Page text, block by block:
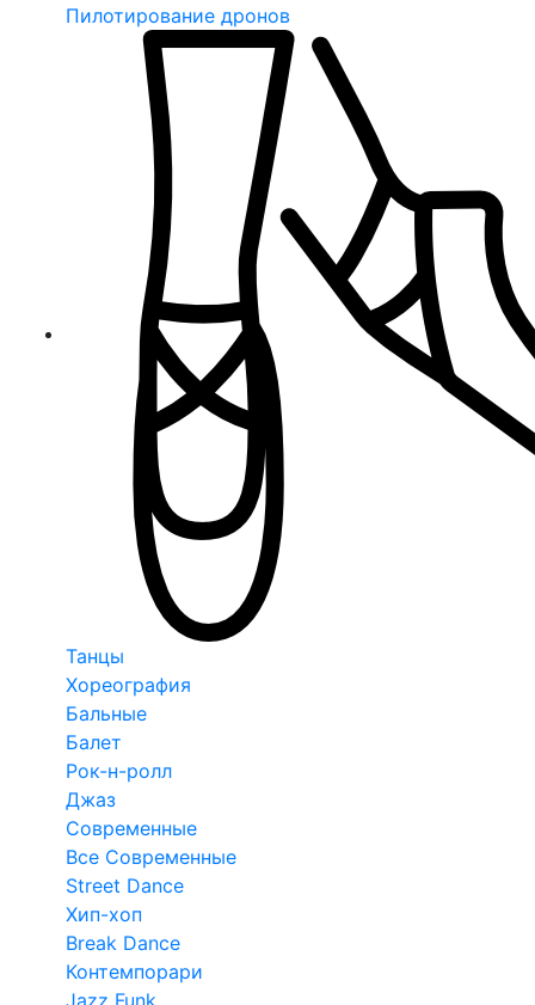
Пилотирование дронов
Танцы
Хореография
Бальные
Балет
Рок-н-ролл
Джаз
Современные
Все Современные
Street Dance
Хип-хоп
Break Dance
Контемпорари
Jazz Funk